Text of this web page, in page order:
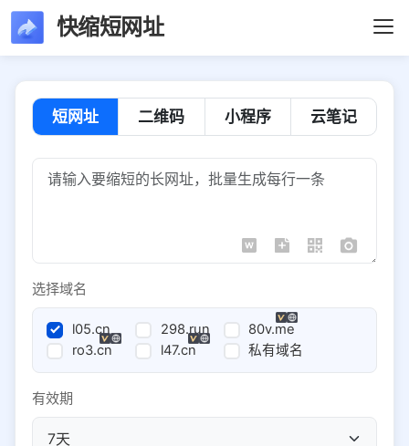
快缩短网址
短网址 二维码 小程序 云笔记
选择域名
l05.cn 298.run
80v.me
ro3.cn
l47.cn 私有域名
有效期